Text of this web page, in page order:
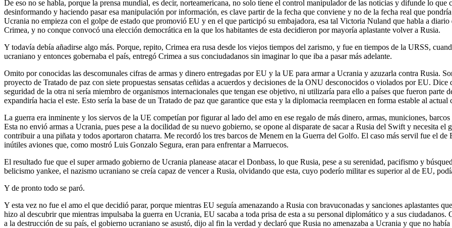
De eso no se habla, porque la prensa mundial, es decir, norteamericana, no solo tiene el control manipulador de las noticias y difunde lo
desinformando y haciendo pasar esa manipulación por información, es clave partir de la fecha que conviene y no de la fecha real que
Ucrania no empieza con el golpe de estado que promovió EU y en el que participó su embajadora, esa tal Victoria Nuland que habla a
Crimea, y no conque convocó una elección democrática en la que los habitantes de esta decidieron por mayoría aplastante volver a Rusia.
Y todavía debía añadirse algo más. Porque, repito, Crimea era rusa desde los viejos tiempos del zarismo, y fue en tiempos de la URSS,
ucraniano y entonces gobernaba el país, entregó Crimea a sus conciudadanos sin imaginar lo que iba a pasar más adelante.
Omito por conocidas las descomunales cifras de armas y dinero entregadas por EU y la UE para armar a Ucrania y azuzarla contra Rusia.
proyecto de Tratado de paz con siete propuestas sensatas ceñidas a acuerdos y decisiones de la ONU desconocidos o violados por EU.
seguridad de la otra ni sería miembro de organismos internacionales que tengan ese objetivo, ni utilizaría para ello a países que fueron
expandiría hacia el este. Esto sería la base de un Tratado de paz que garantice que esta y la diplomacia reemplacen en forma estable al
La guerra era inminente y los siervos de la UE competían por figurar al lado del amo en ese regalo de más dinero, armas, municiones,
Esta no envió armas a Ucrania, pues pese a la docilidad de su nuevo gobierno, se opone al disparate de sacar a Rusia del Swift y necesita el
contribuir a una piñata y todos aportaron chatarra. Me recordó los tres barcos de Menem en la Guerra del Golfo. El caso más servil fue el
inútiles aviones que, como mostró Luis Gonzalo Segura, eran para enfrentar a Marruecos.
El resultado fue que el super armado gobierno de Ucrania planease atacar el Donbass, lo que Rusia, pese a su serenidad, pacifismo y
belicismo yankee, el nazismo ucraniano se creía capaz de vencer a Rusia, olvidando que esta, cuyo poderío militar es superior al de EU,
Y de pronto todo se paró.
Y esta vez no fue el amo el que decidió parar, porque mientras EU seguía amenazando a Rusia con bravuconadas y sanciones aplastantes
hizo al descubrir que mientras impulsaba la guerra en Ucrania, EU sacaba a toda prisa de esta a su personal diplomático y a sus
a la destrucción de su país, el gobierno ucraniano se asustó, dijo al fin la verdad y declaró que Rusia no amenazaba a Ucrania y que no